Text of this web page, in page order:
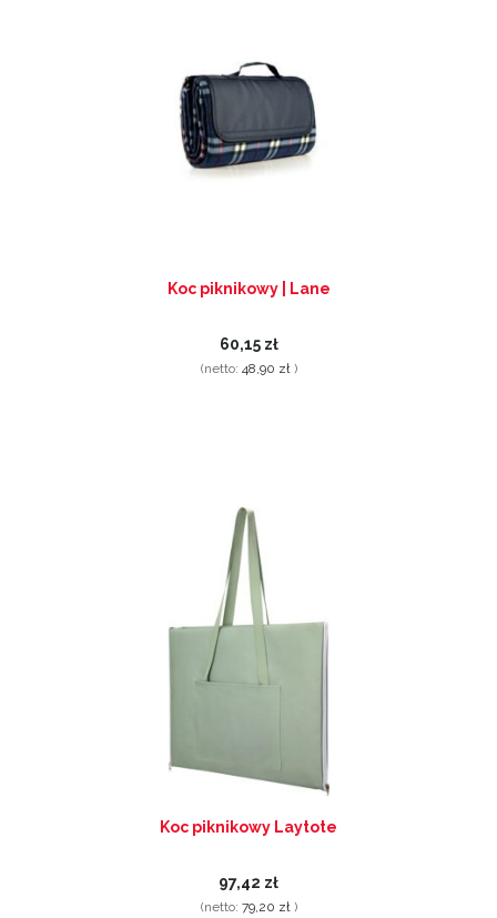
Koc piknikowy | Lane
60,15 zł
(netto: 48,90 zł)
Koc piknikowy Laytote
97,42 zł
(netto: 79,20 zł)